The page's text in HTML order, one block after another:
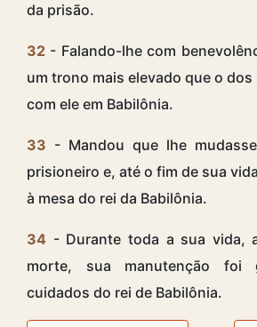
da prisão.
32 - Falando-lhe com
um trono mais elevado que o
com ele em Babilônia.
33 - Mandou que lhe
prisioneiro e, até o fim de sua
à mesa do rei da Babilônia.
34 - Durante toda a sua vida,
morte, sua manutenção foi
cuidados do rei de Babilônia.